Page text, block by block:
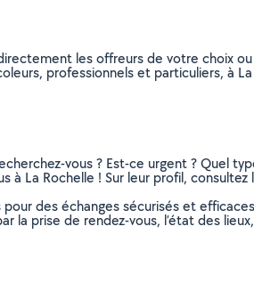
les offreurs de votre choix
professionnels et particuliers, à
vous ? Est-ce urgent ? Quel
La Rochelle ! Sur leur profil,
des échanges sécurisés et
la prise de rendez-vous, l’état des